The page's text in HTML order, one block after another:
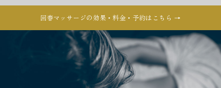
回春マッサージの効果・料金・予約はこちら →